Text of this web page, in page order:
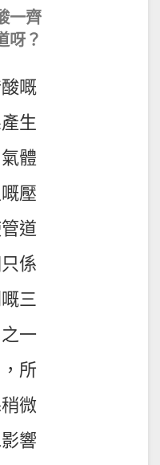
一齊
呀？
嘅
生
體
壓
道
係
三
一
所
微
響